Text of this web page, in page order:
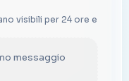
visibili per 24 ore e
messaggio